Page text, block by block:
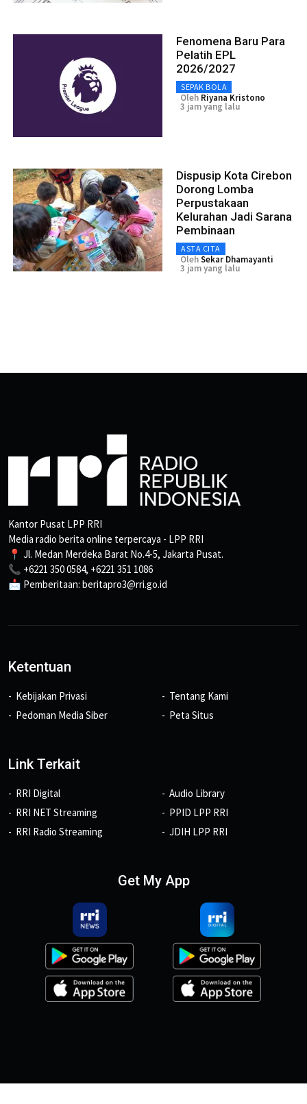
Fenomena Baru Para
Pelatih EPL
2026/2027
SEPAK BOLA
Oleh Riyana Kristono
3 jam yang lalu
Dispusip Kota Cirebon
Dorong Lomba
Perpustakaan
Kelurahan Jadi Sarana
Pembinaan
ASTA CITA
OlehSekar Dhamayanti
3 jam yang lalu
Kantor Pusat LPP RRI
Media radio berita online terpercaya - LPP RRI
📍 Jl. Medan Merdeka Barat No.4-5, Jakarta Pusat.
📞 +6221 350 0584, +6221 351 1086
📩 Pemberitaan: beritapro3@rri.go.id
Ketentuan
Kebijakan Privasi
Pedoman Media Siber
Tentang Kami
Peta Situs
Link Terkait
RRI Digital
RRI NET Streaming
RRI Radio Streaming
Audio Library
PPID LPP RRI
JDIH LPP RRI
Get My App